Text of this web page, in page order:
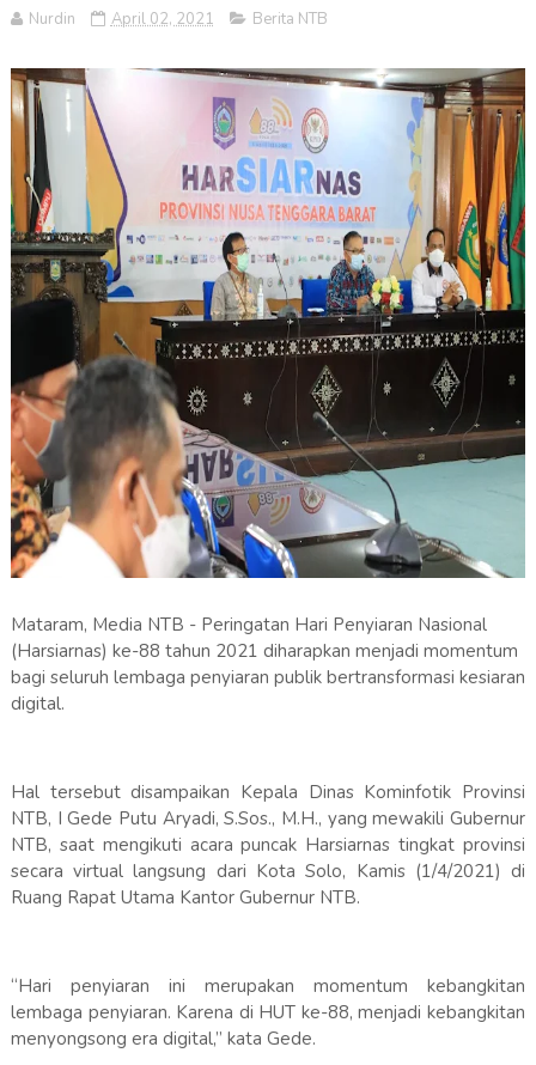
Nurdin April 02, 2021 Berita NTB
Mataram, Media NTB - Peringatan Hari Penyiaran Nasional
(Harsiarnas) ke-88 tahun 2021 diharapkan menjadi momentum
bagi seluruh lembaga penyiaran publik bertransformasi kesiaran
digital.
Hal tersebut disampaikan Kepala Dinas Kominfotik Provinsi
NTB, I Gede Putu Aryadi, S.Sos., M.H., yang mewakili Gubernur
NTB, saat mengikuti acara puncak Harsiarnas tingkat provinsi
secara virtual langsung dari Kota Solo, Kamis (1/4/2021) di
Ruang Rapat Utama Kantor Gubernur NTB.
“Hari penyiaran ini merupakan momentum kebangkitan
lembaga penyiaran. Karena di HUT ke-88, menjadi kebangkitan
menyongsong era digital,” kata Gede.